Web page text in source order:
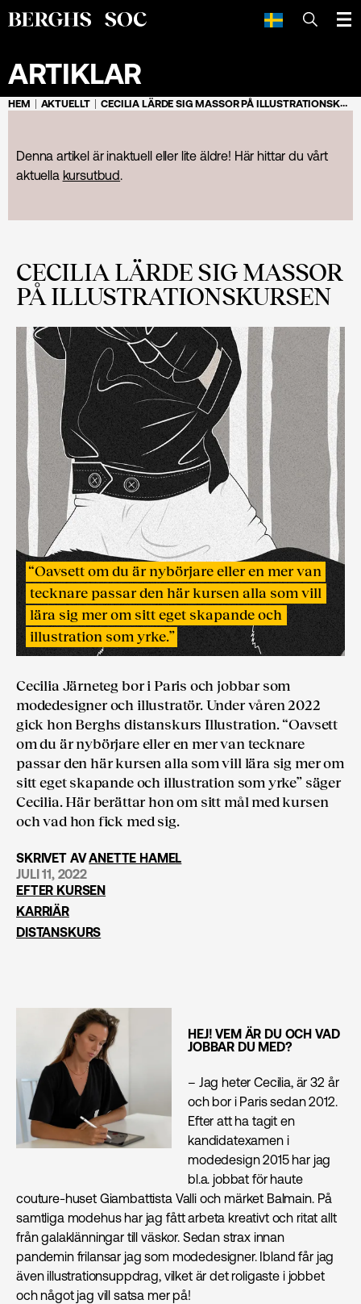
SÖK
ARTIKLAR
HEM AKTUELLT CECILIA LÄRDE SIG MASSOR PÅ ILLUSTRATIONS­KURSEN
Denna artikel är inaktuell eller lite äldre! Här hittar du vårt
aktuella kursutbud.
CECILIA LÄRDE SIG MASSOR
PÅ ILLUSTRATIONS­KURSEN
“Oavsett om du är nybörjare eller en mer van
tecknare passar den här kursen alla som vill
lära sig mer om sitt eget skapande och
illustration som yrke.”
Cecilia Järneteg bor i Paris och jobbar som
modedesigner och illustratör. Under våren 2022
gick hon Berghs distanskurs Illustration. “Oavsett
om du är nybörjare eller en mer van tecknare
passar den här kursen alla som vill lära sig mer om
sitt eget skapande och illustration som yrke” säger
Cecilia. Här berättar hon om sitt mål med kursen
och vad hon fick med sig.
SKRIVET AVANETTE HAMEL
JULI 11, 2022
EFTER KURSEN
KARRIÄR
DISTANSKURS
HEJ! VEM ÄR DU OCH VAD
JOBBAR DU MED?
– Jag heter Cecilia, är 32 år
och bor i Paris sedan 2012.
Efter att ha tagit en
kandidatexamen i
modedesign 2015 har jag
bl.a. jobbat för haute
couture-huset Giambattista Valli och märket Balmain. På
samtliga modehus har jag fått arbeta kreativt och ritat allt
från galaklänningar till väskor. Sedan strax innan
pandemin frilansar jag som modedesigner. Ibland får jag
även illustrationsuppdrag, vilket är det roligaste i jobbet
och något jag vill satsa mer på!